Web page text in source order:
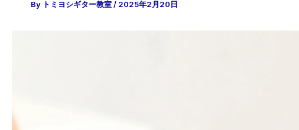
By トミヨシギター教室/ 2025年2月20日